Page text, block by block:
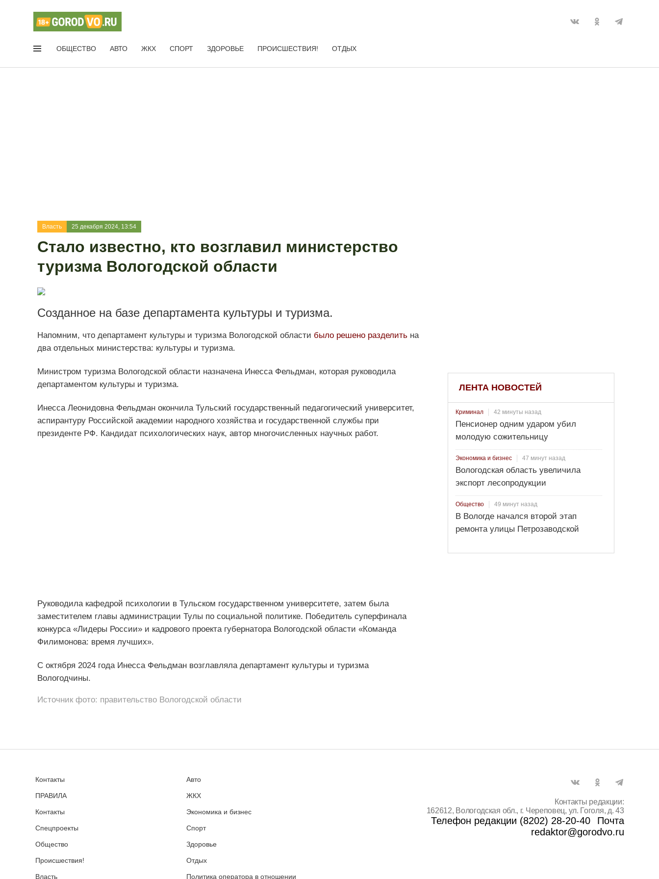
ОБЩЕСТВО АВТО ЖКХ СПОРТ ЗДОРОВЬЕ ПРОИСШЕСТВИЯ! ОТДЫХ
Власть 25 декабря 2024, 13:54
Стало известно, кто возглавил министерство
туризма Вологодской области
Созданное на базе департамента культуры и туризма.
Напомним, что департамент культуры и туризма Вологодской области было решено разделитьна
два отдельных министерства: культуры и туризма.
Министром туризма Вологодской области назначена Инесса Фельдман, которая руководила
департаментом культуры и туризма.
Инесса Леонидовна Фельдман окончила Тульский государственный педагогический университет,
аспирантуру Российской академии народного хозяйства и государственной службы при
президенте РФ. Кандидат психологических наук, автор многочисленных научных работ.
Руководила кафедрой психологии в Тульском государственном университете, затем была
заместителем главы администрации Тулы по социальной политике. Победитель суперфинала
конкурса «Лидеры России» и кадрового проекта губернатора Вологодской области «Команда
Филимонова: время лучших».
С октября 2024 года Инесса Фельдман возглавляла департамент культуры и туризма
Вологодчины.
Источник фото: правительство Вологодской области
ЛЕНТА НОВОСТЕЙ
Криминал 42 минуты назад
Пенсионер одним ударом убил
молодую сожительницу
Экономика и бизнес 47 минут назад
Вологодская область увеличила
экспорт лесопродукции
Общество 49 минут назад
В Вологде начался второй этап
ремонта улицы Петрозаводской
Контакты
ПРАВИЛА
Контакты
Спецпроекты
Общество
Происшествия!
Власть
Авто
ЖКХ
Экономика и бизнес
Спорт
Здоровье
Отдых
Политика оператора в отношении
Контакты редакции:
162612, Вологодская обл., г. Череповец, ул. Гоголя, д. 43
Телефон редакции (8202) 28-20-40
Почта
redaktor@gorodvo.ru